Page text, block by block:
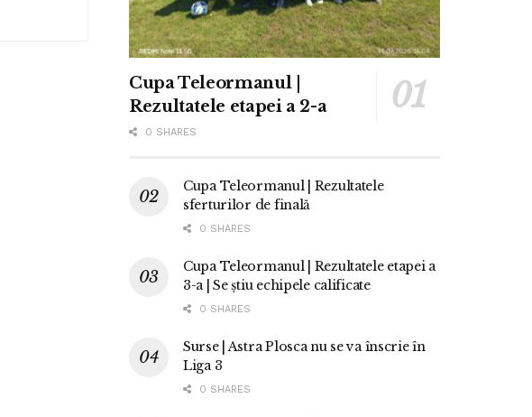
Cupa Teleormanul |
Rezultatele etapei a 2-a
0 SHARES
Cupa Teleormanul | Rezultatele
sferturilor de finală
0 SHARES
Cupa Teleormanul | Rezultatele etapei a
3-a | Se știu echipele calificate
0 SHARES
Surse | Astra Plosca nu se va înscrie în
Liga 3
0 SHARES